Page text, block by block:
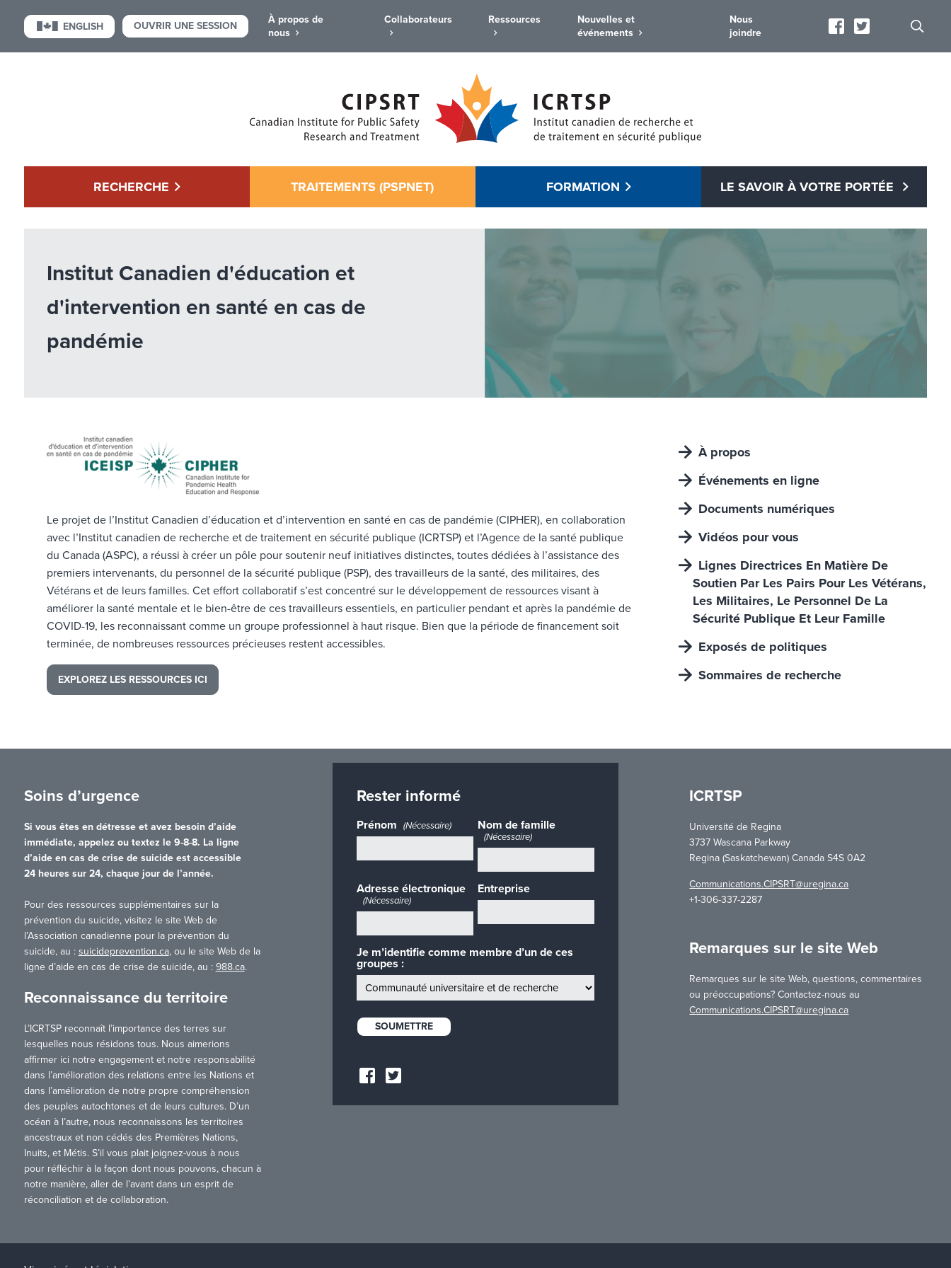
ENGLISH OUVRIR UNE SESSION
À propos de
nous
Collaborateurs Ressources
Nouvelles et
événements
Nous
joindre
RECHERCHE TRAITEMENTS (PSPNET) FORMATION LE SAVOIR À VOTRE PORTÉE
Institut Canadien d'éducation et
d'intervention en santé en cas de
pandémie
Le projet de l’Institut Canadien d’éducation et d’intervention en santé en cas de pandémie (CIPHER), en collaboration
avec l’Institut canadien de recherche et de traitement en sécurité publique (ICRTSP) et l’Agence de la santé publique
du Canada (ASPC), a réussi à créer un pôle pour soutenir neuf initiatives distinctes, toutes dédiées à l’assistance des
premiers intervenants, du personnel de la sécurité publique (PSP), des travailleurs de la santé, des militaires, des
Vétérans et de leurs familles. Cet effort collaboratif s’est concentré sur le développement de ressources visant à
améliorer la santé mentale et le bien-être de ces travailleurs essentiels, en particulier pendant et après la pandémie de
COVID-19, les reconnaissant comme un groupe professionnel à haut risque. Bien que la période de financement soit
terminée, de nombreuses ressources précieuses restent accessibles.
EXPLOREZ LES RESSOURCES ICI
À propos
Événements en ligne
Documents numériques
Vidéos pour vous
Lignes Directrices En Matière De
Soutien Par Les Pairs Pour Les Vétérans,
Les Militaires, Le Personnel De La
Sécurité Publique Et Leur Famille
Exposés de politiques
Sommaires de recherche
Soins d’urgence
Si vous êtes en détresse et avez besoin d’aide
immédiate, appelez ou textez le 9-8-8. La ligne
d’aide en cas de crise de suicide est accessible
24 heures sur 24, chaque jour de l’année.
Pour des ressources supplémentaires sur la
prévention du suicide, visitez le site Web de
l’Association canadienne pour la prévention du
suicide, au : suicideprevention.ca, ou le site Web de la
ligne d’aide en cas de crise de suicide, au : 988.ca.
Reconnaissance du territoire
L’ICRTSP reconnaît l’importance des terres sur
lesquelles nous résidons tous. Nous aimerions
affirmer ici notre engagement et notre responsabilité
dans l’amélioration des relations entre les Nations et
dans l’amélioration de notre propre compréhension
des peuples autochtones et de leurs cultures. D’un
océan à l’autre, nous reconnaissons les territoires
ancestraux et non cédés des Premières Nations,
Inuits, et Métis. S’il vous plait joignez-vous à nous
pour réfléchir à la façon dont nous pouvons, chacun à
notre manière, aller de l’avant dans un esprit de
réconciliation et de collaboration.
Rester informé
Prénom (Nécessaire) Nom de famille
(Nécessaire)
Adresse électronique
(Nécessaire)
Entreprise
Je m’identifie comme membre d’un de ces
groupes :
ICRTSP
Université de Regina
3737 Wascana Parkway
Regina (Saskatchewan) Canada S4S 0A2
Communications.CIPSRT@uregina.ca
+1-306-337-2287
Remarques sur le site Web
Remarques sur le site Web, questions, commentaires
ou préoccupations? Contactez-nous au
Communications.CIPSRT@uregina.ca